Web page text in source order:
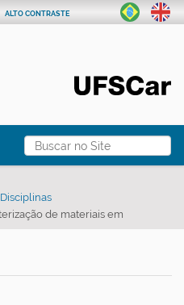
Busca
Busca Avançada…
ALTO CONTRASTE
Disciplinas